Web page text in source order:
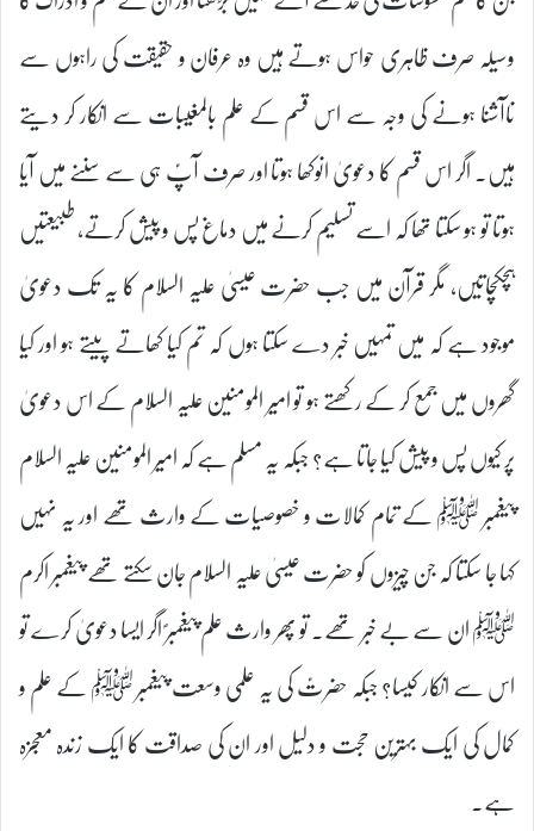
وسیلہ صرف ظاہری حواس ہوتے ہیں وہ عرفان و حقیقت کی راہوں سے
ناآشنا ہونے کی وجہ سے اس قسم کے علم بالمغیبات سے انکار کر دیتے
ہیں۔ اگر اس قسم کا دعویٰ انوکھا ہوتا اور صرف آپؑ ہی سے سننے میں آیا
ہوتا تو ہو سکتا تھا کہ اسے تسلیم کرنے میں دماغ پس و پیش کرتے، طبیعتیں
ہچکچاتیں، مگر قرآن میں جب حضرت عیسیٰ علیہ السلام کا یہ تک دعویٰ
موجود ہے کہ میں تمہیں خبر دے سکتا ہوں کہ تم کیا کھاتے پیتے ہو اور کیا
گھروں میں جمع کر کے رکھتے ہو تو امیر المومنین علیہ السلام کے اس دعویٰ
پر کیوں پس و پیش کیا جاتا ہے؟ جبکہ یہ مسلم ہے کہ امیر المومنین علیہ السلام
پیغمبر ﷺ کے تمام کمالات و خصوصیات کے وارث تھے اور یہ نہیں
کہا جا سکتا کہ جن چیزوں کو حضرت عیسیٰ علیہ السلام جان سکتے تھے پیغمبر اکرم
ﷺ ان سے بے خبر تھے۔ تو پھر وارث علم پیغمبرؐ اگر ایسا دعویٰ کرے تو
اس سے انکار کیسا؟ جبکہ حضرتؑ کی یہ علمی وسعت پیغمبر ﷺ کے علم و
کمال کی ایک بہترین حجت و دلیل اور ان کی صداقت کا ایک زندہ معجزہ
ہے۔